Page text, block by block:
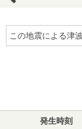
この地震による津
発生時刻